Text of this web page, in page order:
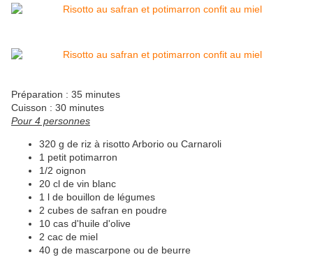
Préparation : 35 minutes
Cuisson : 30 minutes
Pour 4 personnes
320 g de riz à risotto Arborio ou Carnaroli
1 petit potimarron
1/2 oignon
20 cl de vin blanc
1 l de bouillon de légumes
2 cubes de safran en poudre
10 cas d'huile d'olive
2 cac de miel
40 g de mascarpone ou de beurre